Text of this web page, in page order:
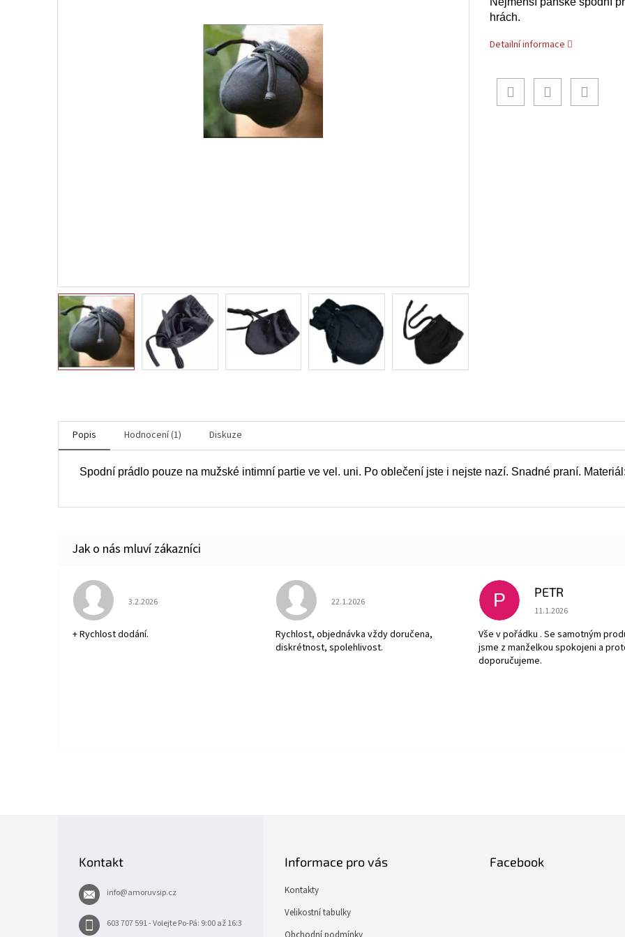
hrách.
Detailní informace
Popis Hodnocení (1) Diskuze
Spodní prádlo pouze na mužské intimní partie ve vel. uni. Po oblečení jste i nejste nazí. Snadné praní.
Hodnocení obchodu je 5 z 5 hvězdiček.
3.2.2026
+ Rychlost dodání.
Hodnocení obchodu je 5 z 5 hvězdiček.
22.1.2026
Rychlost, objednávka vždy doručena,
diskrétnost, spolehlivost.
P PETR
Hodnocení obchodu
11.1.2026
Vše v pořádku . Se samotným
jsme z manželkou spokojeni a
doporučujeme.
Kontakt
info@amoruvsip.cz
603 707 591 - Volejte Po-Pá: 9:00 až 16:3
Informace pro vás
Kontakty
Velikostní tabulky
Facebook